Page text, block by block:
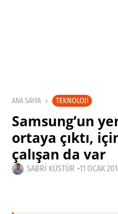
ANA SAYFA TEKNOLOJI
Samsung’un
ortaya çıktı,
çalışan da var
SABRI KÜSTÜR 11 OCAK